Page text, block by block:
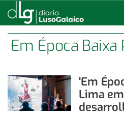
Em Época
en
'Em
Lima